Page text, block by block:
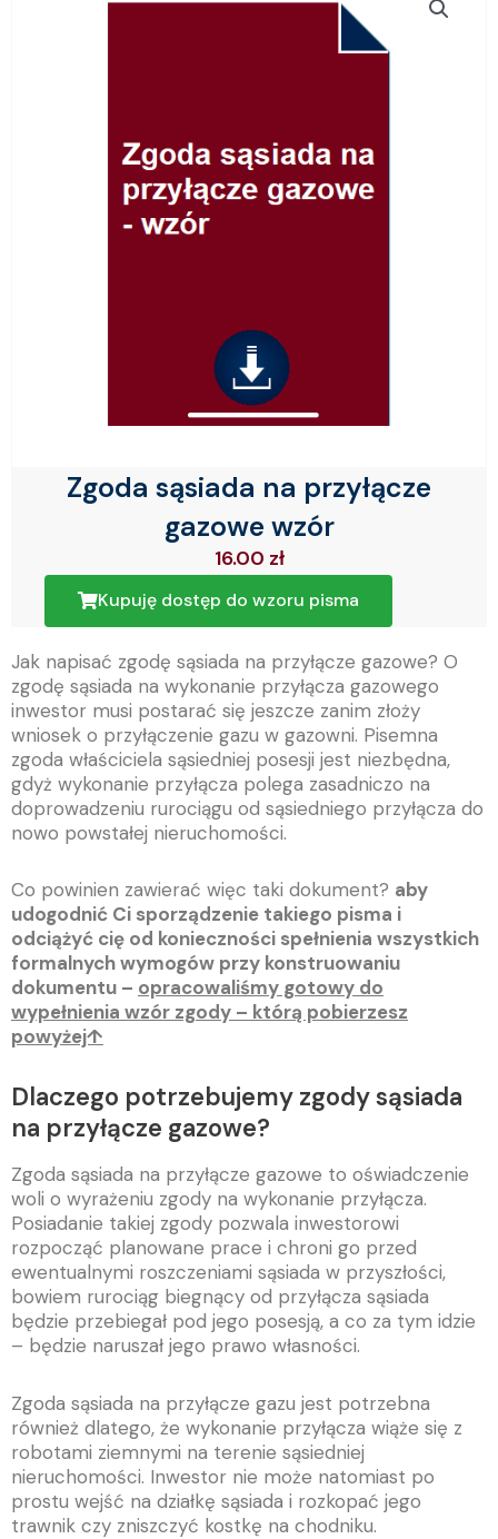
Zgoda sąsiada na przyłącze
gazowe wzór
16.00 zł
Kupuję dostęp do wzoru pisma
Jak napisać zgodę sąsiada na przyłącze gazowe? O
zgodę sąsiada na wykonanie przyłącza gazowego
inwestor musi postarać się jeszcze zanim złoży
wniosek o przyłączenie gazu w gazowni. Pisemna
zgoda właściciela sąsiedniej posesji jest niezbędna,
gdyż wykonanie przyłącza polega zasadniczo na
doprowadzeniu rurociągu od sąsiedniego przyłącza do
nowo powstałej nieruchomości.
Co powinien zawierać więc taki dokument? aby
udogodnić Ci sporządzenie takiego pisma i
odciążyć cię od konieczności spełnienia wszystkich
formalnych wymogów przy konstruowaniu
dokumentu – opracowaliśmy gotowy do
wypełnienia wzór zgody – którą pobierzesz
powyżej↑
Dlaczego potrzebujemy zgody sąsiada
na przyłącze gazowe?
Zgoda sąsiada na przyłącze gazowe to oświadczenie
woli o wyrażeniu zgody na wykonanie przyłącza.
Posiadanie takiej zgody pozwala inwestorowi
rozpocząć planowane prace i chroni go przed
ewentualnymi roszczeniami sąsiada w przyszłości,
bowiem rurociąg biegnący od przyłącza sąsiada
będzie przebiegał pod jego posesją, a co za tym idzie
– będzie naruszał jego prawo własności.
Zgoda sąsiada na przyłącze gazu jest potrzebna
również dlatego, że wykonanie przyłącza wiąże się z
robotami ziemnymi na terenie sąsiedniej
nieruchomości. Inwestor nie może natomiast po
prostu wejść na działkę sąsiada i rozkopać jego
trawnik czy zniszczyć kostkę na chodniku.